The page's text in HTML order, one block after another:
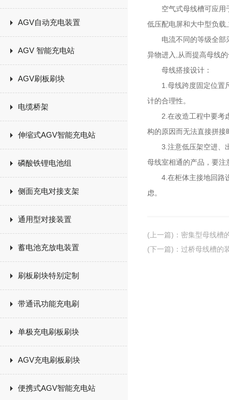
AGV自动充电装置
AGV 智能充电站
AGV刷板刷块
电缆桥架
伸缩式AGV智能充电站
磷酸铁锂电池组
侧面充电对接支架
通用型对接装置
蓄电池充放电装置
刷板刷块特别定制
带通讯功能充电刷
单极充电刷板刷块
AGV充电刷板刷块
便携式AGV智能充电站
空气式母线槽可应用于
低压配电屏和大中型负
电流不同的等级全部采
异物进入,从而提高母线
母线搭接设计：
1.母线跨度固定位置尺
计的合理性。
2.在改造工程中要考虑
构的原因而无法直接拼
3.注意低压架空进、出
母线室相通的产品，要
4.在柜体主接地回路设
虑。
(上一篇) ： 密集型母线槽
(下一篇) ： 过桥母线槽的